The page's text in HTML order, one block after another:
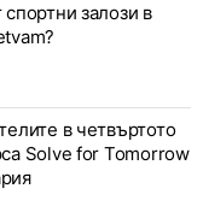
залози в
в четвъртото
Solve for Tomorrow